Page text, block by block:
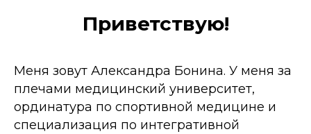
Приветствую!
Меня зовут Александра Бонина. У меня за
плечами медицинский университет,
ординатура по спортивной медицине и
специализация по интегративной